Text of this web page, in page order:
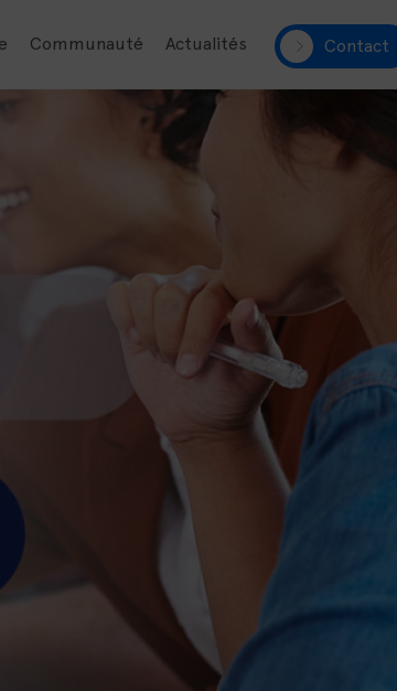
Communauté Actualités Contact